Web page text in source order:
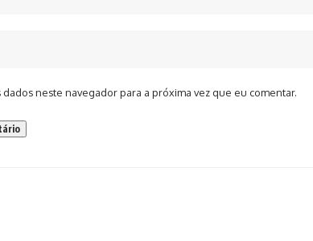
dados neste navegador para a próxima vez que eu comentar.